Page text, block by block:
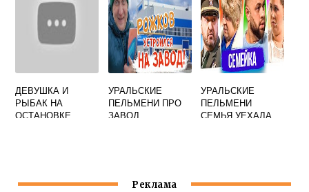
ДЕВУШКА И
РЫБАК НА
ОСТАНОВКЕ
УРАЛЬСКИЕ
ПЕЛЬМЕНИ ПРО
ЗАВОД
УРАЛЬСКИЕ
ПЕЛЬМЕНИ
СЕМЬЯ УЕХАЛА
Реклама